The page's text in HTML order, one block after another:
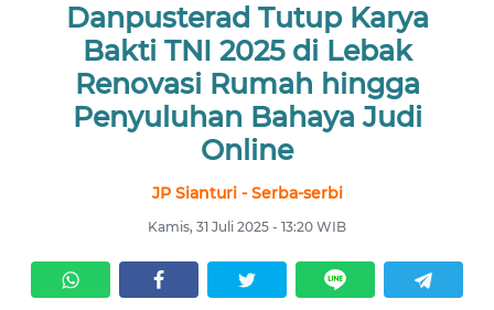
Danpusterad Tutup Karya
Bakti TNI 2025 di Lebak
Renovasi Rumah hingga
Penyuluhan Bahaya Judi
Online
JP Sianturi - Serba-serbi
Kamis, 31 Juli 2025 - 13:20 WIB
NASIONAL
DAERAH
EKUIN